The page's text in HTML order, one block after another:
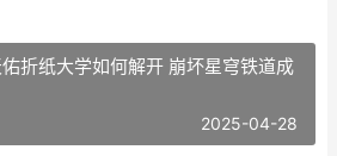
折纸大学如何解开 崩坏星穹铁道成
2025-04-28